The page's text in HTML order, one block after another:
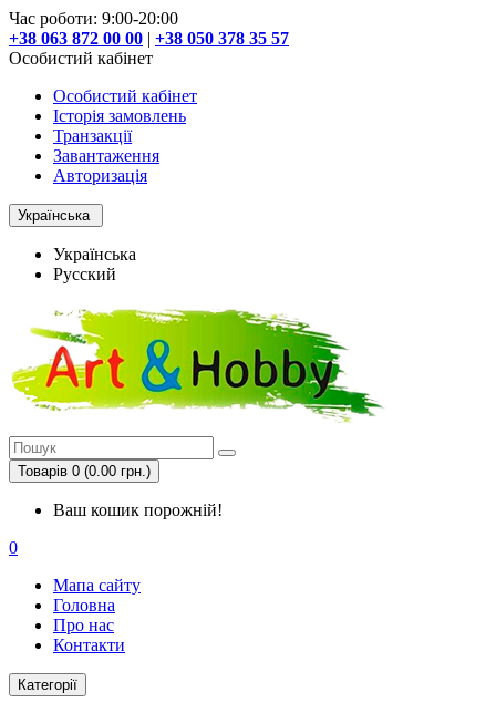
Час роботи: 9:00-20:00
+38 063 872 00 00 | +38 050 378 35 57
Особистий кабінет
Особистий кабінет
Історія замовлень
Транзакції
Завантаження
Авторизація
Українська
Українська
Русский
Товарів 0 (0.00 грн.)
Ваш кошик порожній!
0
Мапа сайту
Головна
Про нас
Контакти
Категорії